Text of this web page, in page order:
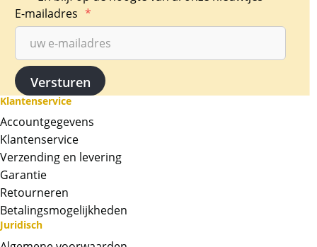
E-mailadres *
Klantenservice
Accountgegevens
Klantenservice
Verzending en levering
Garantie
Retourneren
Betalingsmogelijkheden
Juridisch